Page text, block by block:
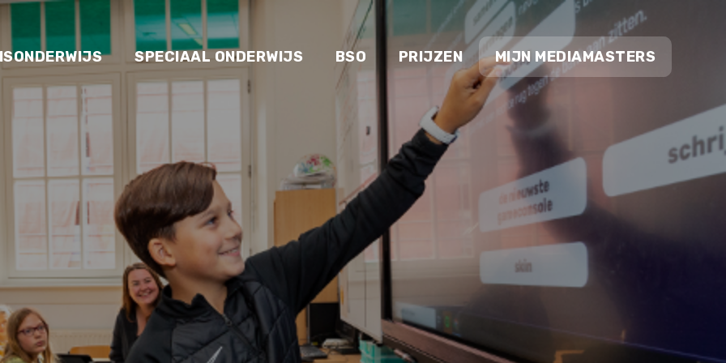
SPECIAAL ONDERWIJS BSO PRIJZEN MIJN MEDIAMASTERS